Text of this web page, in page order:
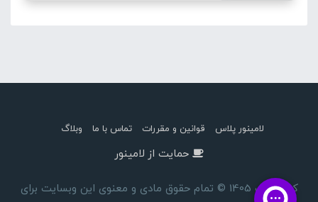
لامینور پلاس قوانین و مقررات تماس با ما وبلاگ
حمایت از لامینور
کپی رایت 1405 © تمام حقوق مادی و معنوی این وبسایت برای